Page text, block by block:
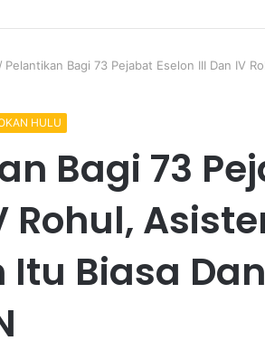
/ Pelantikan Bagi 73 Pejabat Eselon III Dan IV
HULU
Bagi 73
Rohul,
Biasa